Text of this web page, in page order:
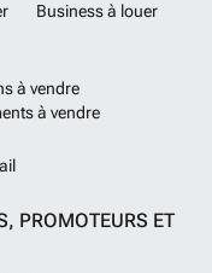
Business à louer
à vendre
à vendre
PROMOTEURS ET